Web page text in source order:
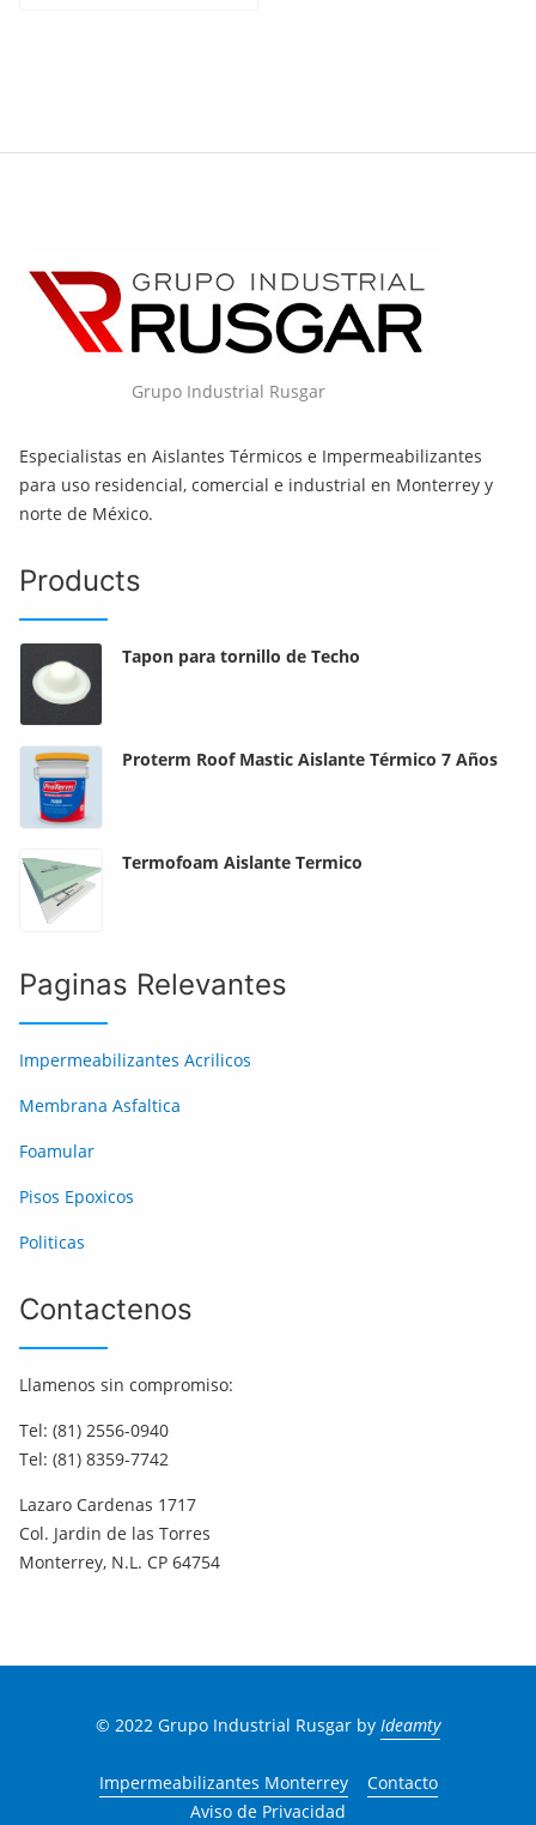
Grupo Industrial Rusgar
Especialistas en Aislantes Térmicos e Impermeabilizantes
para uso residencial, comercial e industrial en Monterrey y
norte de México.
Products
Tapon para tornillo de Techo
Proterm Roof Mastic Aislante Térmico 7 Años
Termofoam Aislante Termico
Paginas Relevantes
Impermeabilizantes Acrilicos
Membrana Asfaltica
Foamular
Pisos Epoxicos
Politicas
Contactenos
Llamenos sin compromiso:
Tel: (81) 2556-0940
Tel: (81) 8359-7742
Lazaro Cardenas 1717
Col. Jardin de las Torres
Monterrey, N.L. CP 64754
© 2022 Grupo Industrial Rusgar by Ideamty
Impermeabilizantes Monterrey
Contacto
Aviso de Privacidad